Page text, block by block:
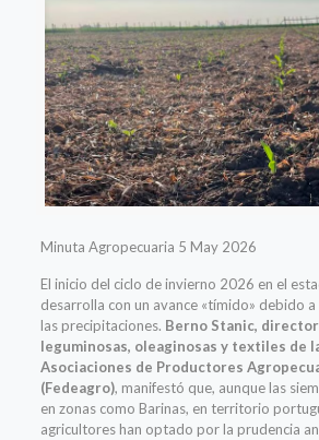
Minuta Agropecuaria 5 May 2026
El inicio del ciclo de invierno 2026 en el
desarrolla con un avance «tímido» debido
las precipitaciones. Berno Stanic,
leguminosas, oleaginosas y textiles de
Asociaciones de Productores
(Fedeagro), manifestó que, aunque las
en zonas como Barinas, en territorio
agricultores han optado por la prudencia